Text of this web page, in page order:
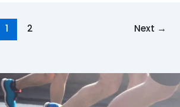
1 2 Next →